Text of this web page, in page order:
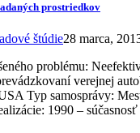
prostriedkov
štúdie28 marca,
problému:
verejnej
Typ samosprávy:
1990 –